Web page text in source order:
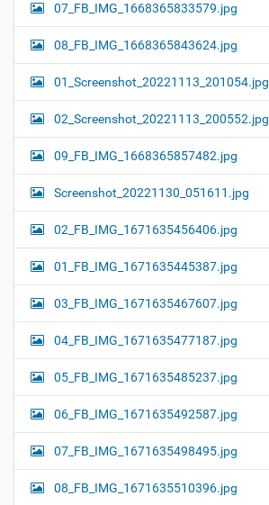
07_FB_IMG_1668365833579.jpg
08_FB_IMG_1668365843624.jpg
01_Screenshot_20221113_201054.jpg
02_Screenshot_20221113_200552.jpg
09_FB_IMG_1668365857482.jpg
Screenshot_20221130_051611.jpg
02_FB_IMG_1671635456406.jpg
01_FB_IMG_1671635445387.jpg
03_FB_IMG_1671635467607.jpg
04_FB_IMG_1671635477187.jpg
05_FB_IMG_1671635485237.jpg
06_FB_IMG_1671635492587.jpg
07_FB_IMG_1671635498495.jpg
08_FB_IMG_1671635510396.jpg